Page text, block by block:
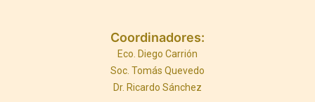
Coordinadores:
Eco. Diego Carrión
Soc. Tomás Quevedo
Dr. Ricardo Sánchez